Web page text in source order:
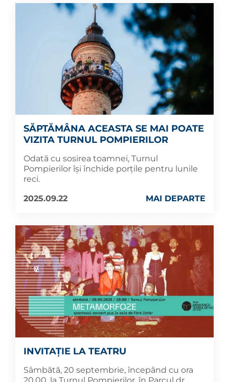
SĂPTĂMÂNA ACEASTA SE MAI POATE
VIZITA TURNUL POMPIERILOR
Odată cu sosirea toamnei, Turnul
Pompierilor își închide porțile pentru lunile
reci.
2025.09.22
MAI DEPARTE
INVITAȚIE LA TEATRU
Sâmbătă, 20 septembrie, începând cu ora
20.00, la Turnul Pompierilor, în Parcul dr.